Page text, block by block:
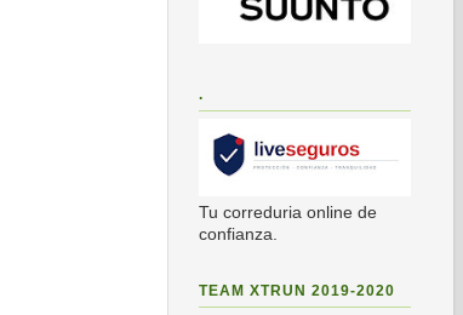
.
Tu correduria online de
confianza.
TEAM XTRUN 2019-2020